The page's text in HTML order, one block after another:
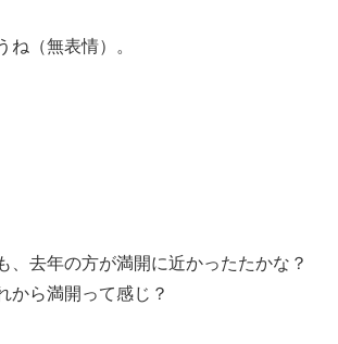
ね（無表情）。
、去年の方が満開に近かったたかな？
から満開って感じ？